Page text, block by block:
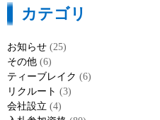
カテゴリ
お知らせ (25)
その他 (6)
ティーブレイク (6)
リクルート (3)
会社設立 (4)